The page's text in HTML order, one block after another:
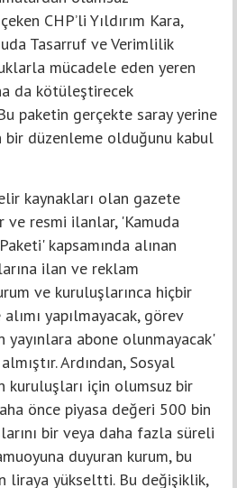
CHP’li Yıldırım Kara,
Tasarruf ve Verimlilik
mücadele eden yeren
da kötüleştirecek
paketin gerçekte saray yerine
düzenleme olduğunu kabul
kaynakları olan gazete
resmi ilanlar, 'Kamuda
kapsamında alınan
ilan ve reklam
ve kuruluşlarınca hiçbir
yapılmayacak, görev
abone olunmayacak'
Ardından, Sosyal
kuruluşları için olumsuz bir
önce piyasa değeri 500 bin
bir veya daha fazla süreli
duyuran kurum, bu
liraya yükseltti. Bu değişiklik,